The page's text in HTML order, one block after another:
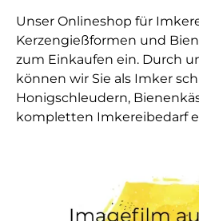
Unser Onlineshop für
Kerzengießformen und
zum Einkaufen ein. Durch
können wir Sie als Imker
Honigschleudern,
kompletten Imkereibedarf